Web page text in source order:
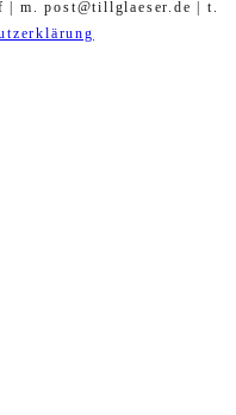
m. post@tillglaeser.de | t.